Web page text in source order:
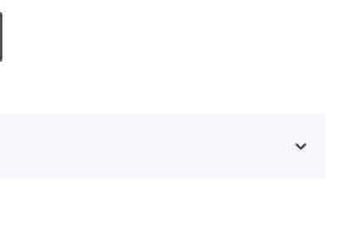
passend für Hintergrundrollen mit
Bedienung im Studioalltag.